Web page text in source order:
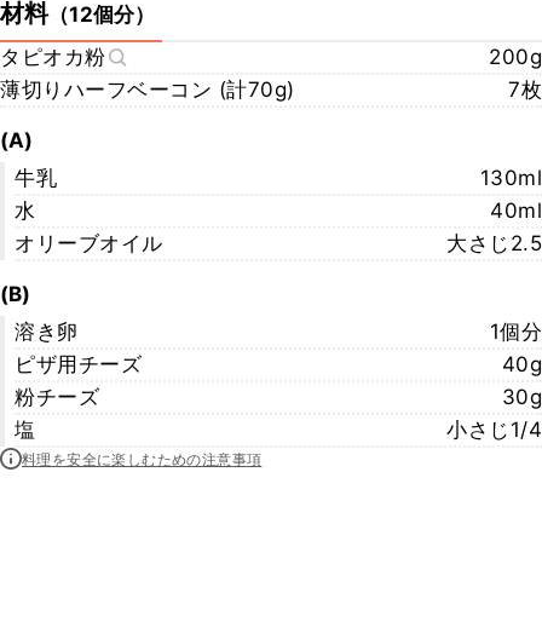
材料（12個分）
タピオカ粉
200g
薄切りハーフベーコン (計70g)
7枚
(A)
牛乳
130ml
水
40ml
オリーブオイル
大さじ2.5
(B)
溶き卵
1個分
ピザ用チーズ
40g
粉チーズ
30g
塩
小さじ1/4
料理を安全に楽しむための注意事項